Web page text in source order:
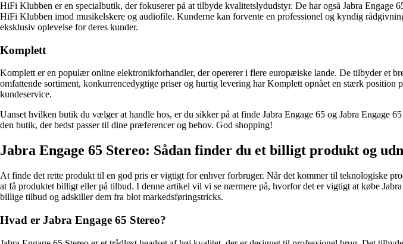
HiFi Klubben er en specialbutik, der fokuserer på at tilbyde kvalitetslydudstyr. De har også Jabra
HiFi Klubben imod musikelskere og audiofile. Kunderne kan forvente en professionel og kyndig
eksklusiv oplevelse for deres kunder.
Komplett
Komplett er en populær online elektronikforhandler, der opererer i flere europæiske lande. De tilbyder et
omfattende sortiment, konkurrencedygtige priser og hurtig levering har Komplett opnået en stærk
kundeservice.
Uanset hvilken butik du vælger at handle hos, er du sikker på at finde Jabra Engage 65 og Jabra
den butik, der bedst passer til dine præferencer og behov. God shopping!
Jabra Engage 65 Stereo: Sådan finder du et billigt produkt og
At finde det rette produkt til en god pris er vigtigt for enhver forbruger. Når det kommer til teknologiske
at få produktet billigt eller på tilbud. I denne artikel vil vi se nærmere på, hvorfor det er vigtigt at købe
billige tilbud og adskiller dem fra blot markedsføringstricks.
Hvad er Jabra Engage 65 Stereo?